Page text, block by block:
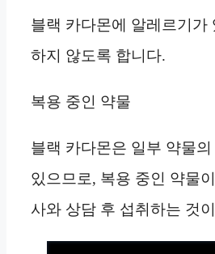
블랙 카다몬에 알레르기가
하지 않도록 합니다.
복용 중인 약물
블랙 카다몬은 일부 약물
있으므로, 복용 중인 약물
사와 상담 후 섭취하는 것